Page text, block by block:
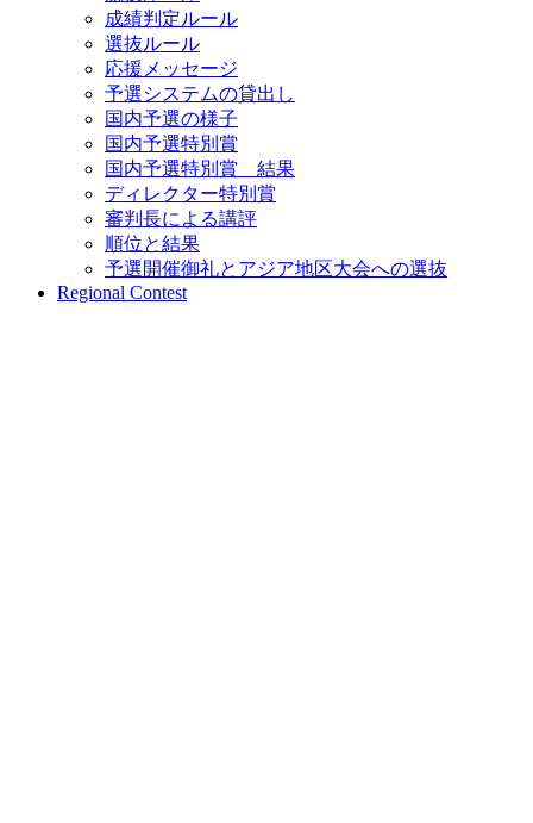
成績判定ルール
選抜ルール
応援メッセージ
予選システムの貸出し
国内予選の様子
国内予選特別賞
国内予選特別賞 結果
ディレクター特別賞
審判長による講評
順位と結果
予選開催御礼とアジア地区大会への選抜
Regional Contest